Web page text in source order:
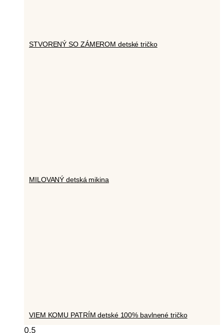
STVORENÝ SO ZÁMEROM detské tričko
MILOVANÝ detská mikina
VIEM KOMU PATRÍM detské 100% bavlnené tričko